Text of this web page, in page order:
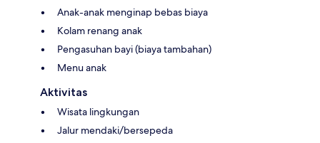
Anak-anak menginap bebas biaya
Kolam renang anak
Pengasuhan bayi (biaya tambahan)
Menu anak
Aktivitas
Wisata lingkungan
Jalur mendaki/bersepeda